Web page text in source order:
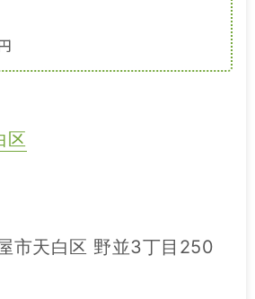
区
市天白区 野並3丁目250